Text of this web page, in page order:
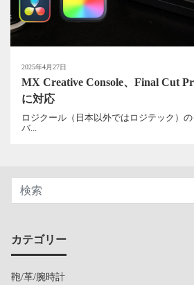
2025年4月27日
MX Creative Console、Final Cut
に対応
ロジクール（日本以外ではロジテック）
バ...
カテゴリー
鞄/革/腕時計